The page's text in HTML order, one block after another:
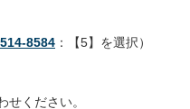
8584 ：【5】を選択）
ください。